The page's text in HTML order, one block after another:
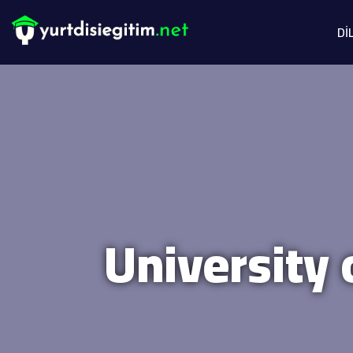
University